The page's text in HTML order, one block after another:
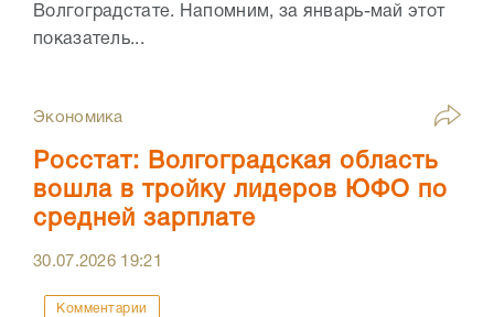
Волгоградстате. Напомним, за январь-май этот
показатель...
Экономика
Росстат: Волгоградская область
вошла в тройку лидеров ЮФО по
средней зарплате
30.07.2026 19:21
Комментарии